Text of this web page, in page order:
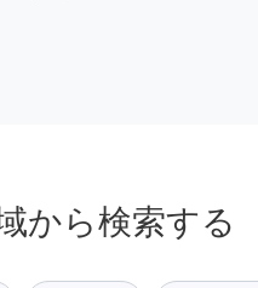
から検索する